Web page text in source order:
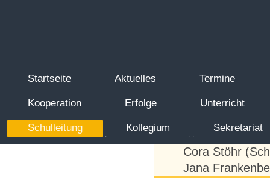
Startseite Aktuelles Termine
Kooperation Erfolge Unterricht
Schulleitung Kollegium Sekretariat
Cora Stöhr
Jana